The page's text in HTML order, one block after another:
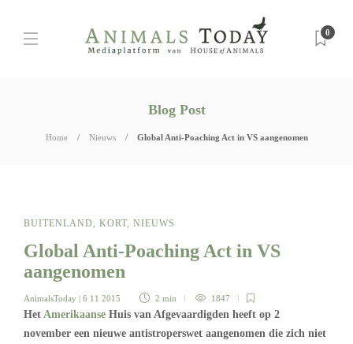
0
Blog Post
Home Nieuws Global Anti-Poaching Act in VS aangenomen
BUITENLAND, KORT, NIEUWS
Global Anti-Poaching Act in VS
aangenomen
AnimalsToday | 6 11 2015 2 min 1847
Het Amerikaanse Huis van Afgevaardigden heeft op 2
november een nieuwe antistroperswet aangenomen die zich niet